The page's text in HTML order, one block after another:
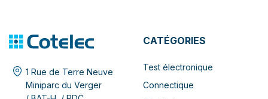
1 Rue de Terre Neuve
Miniparc du Verger
CATÉGORIES
Test électronique
Connectique